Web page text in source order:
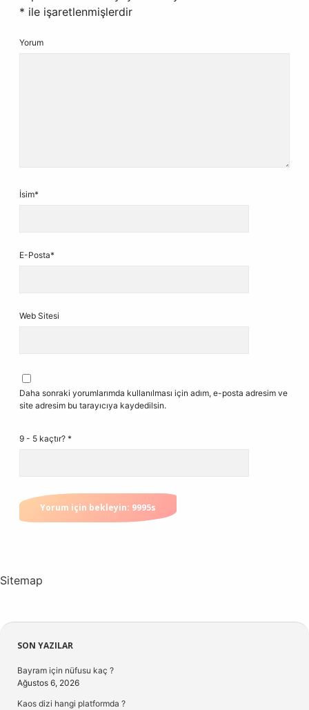
* ile işaretlenmişlerdir
Yorum
İsim*
E-Posta*
Web Sitesi
Daha sonraki yorumlarımda kullanılması için adım, e-posta adresim ve
site adresim bu tarayıcıya kaydedilsin.
9 - 5 kaçtır? *
Sitemap
Sidebar
SON YAZILAR
Bayram için nüfusu kaç ?
Ağustos 6, 2026
Kaos dizi hangi platformda ?